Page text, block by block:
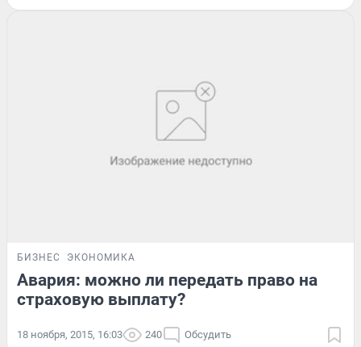
БИЗНЕС ЭКОНОМИКА
Авария: можно ли передать право на
страховую выплату?
18 ноября, 2015, 16:03 240 Обсудить